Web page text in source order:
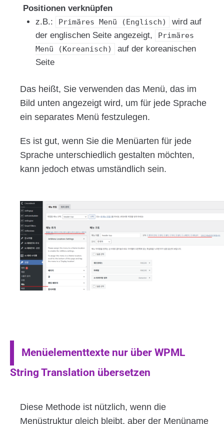
Positionen verknüpfen
z.B.:
Primäres Menü (Englisch)
wird auf
der englischen Seite angezeigt,
Primäres
Menü (Koreanisch)
auf der koreanischen
Seite
Das heißt, Sie verwenden das Menü, das im
Bild unten angezeigt wird, um für jede Sprache
ein separates Menü festzulegen.
Es ist gut, wenn Sie die Menüarten für jede
Sprache unterschiedlich gestalten möchten,
kann jedoch etwas umständlich sein.
Menüelementtexte nur über WPML
String Translation übersetzen
Diese Methode ist nützlich, wenn die
Menüstruktur gleich bleibt, aber der Menüname